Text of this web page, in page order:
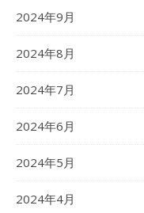
2024年9月
2024年8月
2024年7月
2024年6月
2024年5月
2024年4月